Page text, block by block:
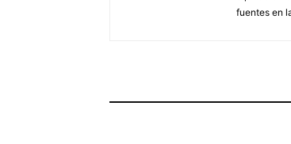
fuentes en